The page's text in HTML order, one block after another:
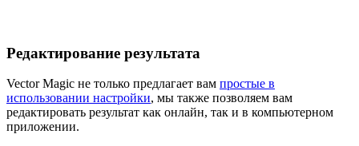
Редактирование результата
Vector Magic не только предлагает вам простые в
использовании настройки, мы также позволяем вам
редактировать результат как онлайн, так и в компьютерном
приложении.